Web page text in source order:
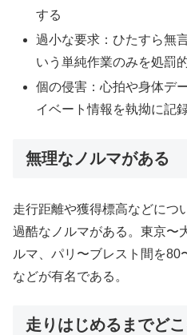
する
過小な要求：ひたすら無
いう単純作業のみを処罰
個の侵害：心拍や身体デ
イベート情報を執拗に記
無理なノルマがある
走行距離や獲得標高などにつ
過酷なノルマがある。東京〜
ルマ、パリ〜ブレスト間を80
などが有名である。
走りはじめるまでど